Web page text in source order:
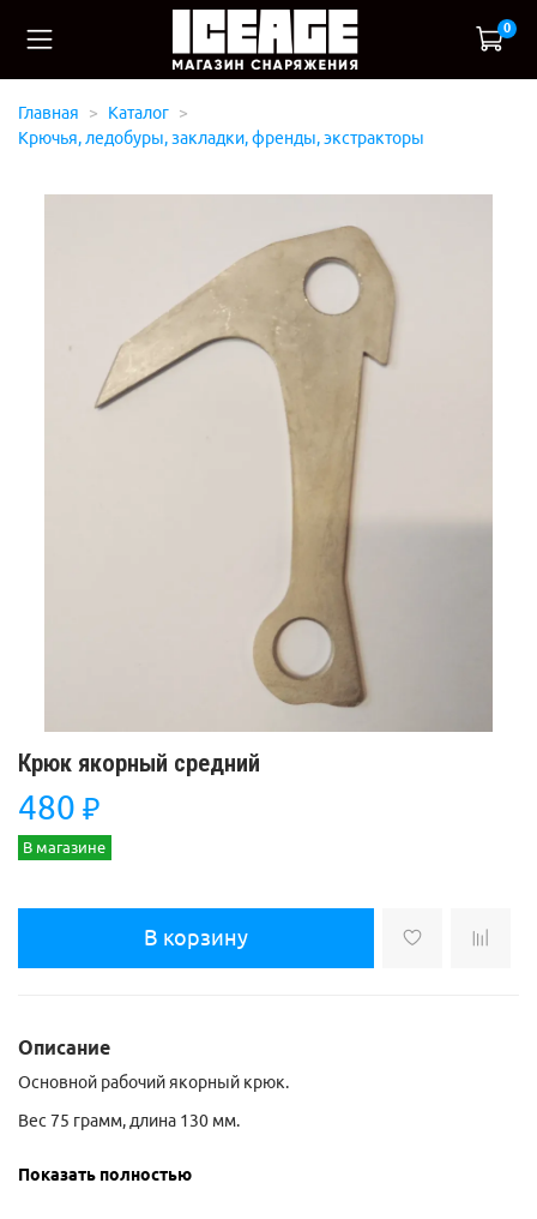
0
Главная
Каталог
Крючья, ледобуры, закладки, френды, экстракторы
Крюк якорный средний
480 ₽
В магазине
В корзину
Описание
Основной рабочий якорный крюк.
Вес 75 грамм, длина 130 мм.
сужающихся щелях
Показать полностью